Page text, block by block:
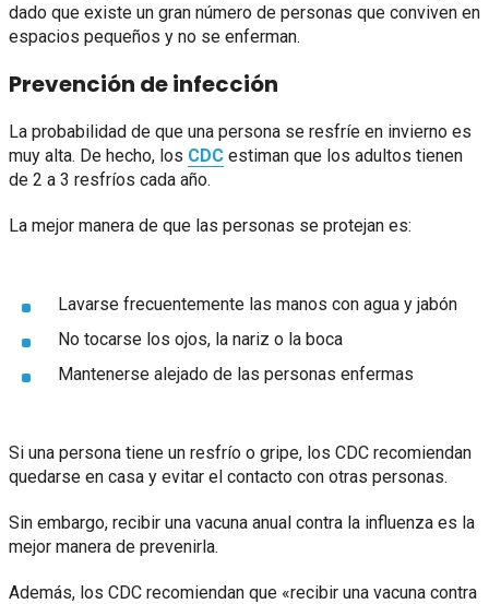
dado que existe un gran número de personas que conviven en
espacios pequeños y no se enferman.
Prevención de infección
La probabilidad de que una persona se resfríe en invierno es
muy alta. De hecho, los CDC estiman que los adultos tienen
de 2 a 3 resfríos cada año.
La mejor manera de que las personas se protejan es:
Lavarse frecuentemente las manos con agua y jabón
No tocarse los ojos, la nariz o la boca
Mantenerse alejado de las personas enfermas
Si una persona tiene un resfrío o gripe, los CDC recomiendan
quedarse en casa y evitar el contacto con otras personas.
Sin embargo, recibir una vacuna anual contra la influenza es la
mejor manera de prevenirla.
Además, los CDC recomiendan que «recibir una vacuna contra